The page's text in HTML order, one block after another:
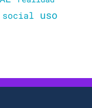
social uso